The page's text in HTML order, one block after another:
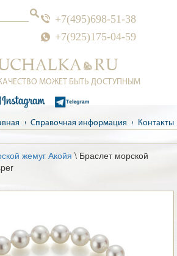
+7(495)698-51-38
+7(925)175-04-59
МОЖЕТ БЫТЬ ДОСТУПНЫМ
Справочная информация Контакты
жемуг Акойя \ Браслет морской